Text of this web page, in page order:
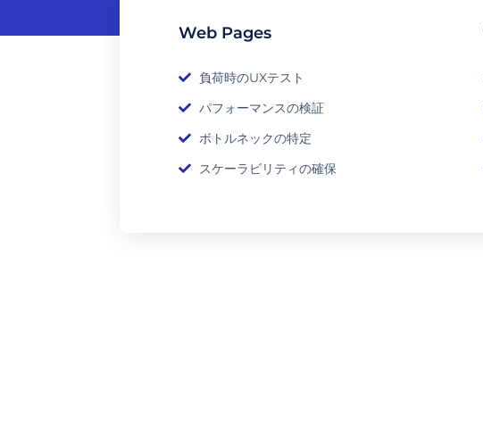
Web Pages
負荷時のUXテスト
パフォーマンスの検証
ボトルネックの特定
スケーラビリティの確保